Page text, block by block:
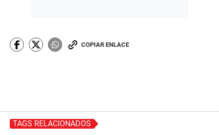
COPIAR ENLACE
TAGS RELACIONADOS